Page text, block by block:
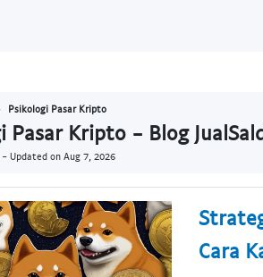
Psikologi Pasar Kripto
Pasar Kripto - Blog
- Updated on Aug 7, 2026
Cara